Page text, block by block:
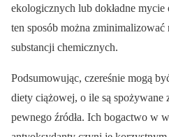
ekologicznych lub dokładne
ten sposób można
substancji chemicznych.
Podsumowując, czereśnie mogą
diety ciążowej, o ile są spożywane
pewnego źródła. Ich bogactwo w